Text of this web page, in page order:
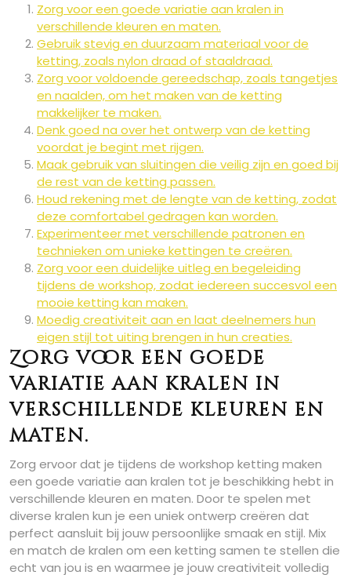
Zorg voor een goede variatie aan kralen in
verschillende kleuren en maten.
Gebruik stevig en duurzaam materiaal voor de
ketting, zoals nylon draad of staaldraad.
Zorg voor voldoende gereedschap, zoals tangetjes
en naalden, om het maken van de ketting
makkelijker te maken.
Denk goed na over het ontwerp van de ketting
voordat je begint met rijgen.
Maak gebruik van sluitingen die veilig zijn en goed bij
de rest van de ketting passen.
Houd rekening met de lengte van de ketting, zodat
deze comfortabel gedragen kan worden.
Experimenteer met verschillende patronen en
technieken om unieke kettingen te creëren.
Zorg voor een duidelijke uitleg en begeleiding
tijdens de workshop, zodat iedereen succesvol een
mooie ketting kan maken.
Moedig creativiteit aan en laat deelnemers hun
eigen stijl tot uiting brengen in hun creaties.
Zorg voor een goede
variatie aan kralen in
verschillende kleuren en
maten.
Zorg ervoor dat je tijdens de workshop ketting maken
een goede variatie aan kralen tot je beschikking hebt in
verschillende kleuren en maten. Door te spelen met
diverse kralen kun je een uniek ontwerp creëren dat
perfect aansluit bij jouw persoonlijke smaak en stijl. Mix
en match de kralen om een ketting samen te stellen die
echt van jou is en waarmee je jouw creativiteit volledig